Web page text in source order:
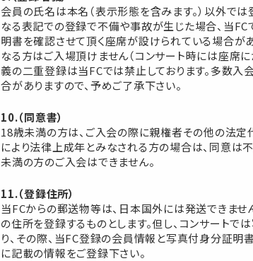
会員の氏名は本名（表示形態を含みます。）以外で
なる表記での登録で不備や事故が生じた場合、当
明書を確認させて頂く座席が設けられている場合が
なる方はご入場頂けません（コンサート時には座席
義の二重登録は当FCでは禁止しております。多数入
合がありますので、予めご了承下さい。
10.（同意書）
18歳未満の方は、ご入会の際に親権者その他の法定
により法律上成年とみなされる方の場合は、同意は
未満の方のご入会はできません。
11.（登録住所）
当FCからの郵送物等は、日本国外には発送できま
の住所を登録するものとします。但し、コンサート
り、その際、当FC登録の会員情報と写真付身分証明
に記載の情報をご登録下さい。